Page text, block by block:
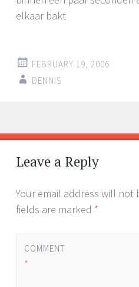
elkaar bakt
FEBRUARY 19, 2006
DENNIS
Post
navigation
←
→
Leave a Reply
Your email address will not
fields are marked *
COMMENT
*